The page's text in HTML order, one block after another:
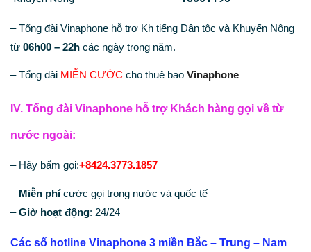
– Tổng đài Vinaphone hỗ trợ Kh tiếng Dân tộc và Khuyến Nông
từ 06h00 – 22h các ngày trong năm.
– Tổng đài MIỄN CƯỚC cho thuê bao Vinaphone
IV. Tổng đài Vinaphone hỗ trợ Khách hàng gọi về từ
nước ngoài:
– Hãy bấm gọi:+8424.3773.1857
– Miễn phícước gọi trong nước và quốc tế
–Giờ hoạt động: 24/24
Các số hotline Vinaphone 3 miền Bắc – Trung – Nam